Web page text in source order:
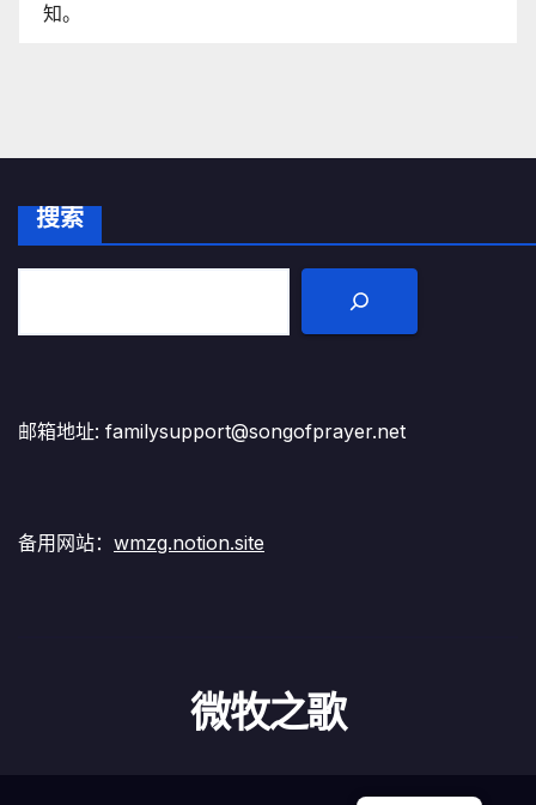
知。
搜索
邮箱地址: familysupport@songofprayer.net
备用网站： wmzg.notion.site
微牧之歌